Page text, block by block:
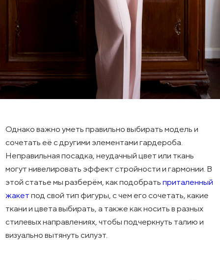
Однако важно уметь правильно выбирать модель и
сочетать её с другими элементами гардероба.
Неправильная посадка, неудачный цвет или ткань
могут нивелировать эффект стройности и гармонии. В
этой статье мы разберём, как подобратьприталенный
жакет под свой тип фигуры, с чем его сочетать, какие
ткани и цвета выбирать, а также как носить в разных
стилевых направлениях, чтобы подчеркнуть талию и
визуально вытянуть силуэт.